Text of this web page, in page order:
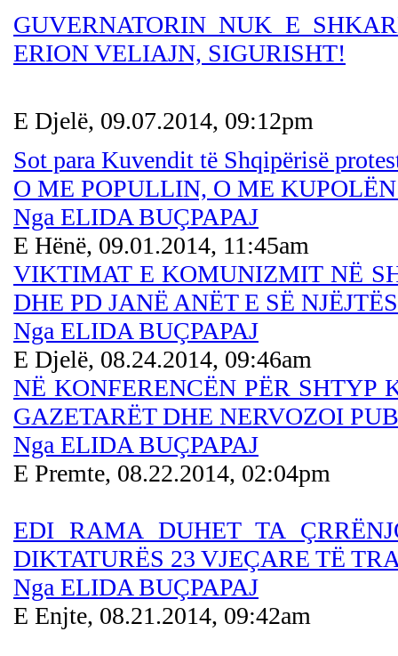
GUVERNATORIN NUK E
ERION VELIAJN, SIGURISHT!
E Djelë, 09.07.2014, 09:12pm
Sot para Kuvendit të Shqipërisë
O ME POPULLIN, O ME
Nga ELIDA BUÇPAPAJ
E Hënë, 09.01.2014, 11:45am
VIKTIMAT E KOMUNIZMIT NË
DHE PD JANË ANËT E SË
Nga ELIDA BUÇPAPAJ
E Djelë, 08.24.2014, 09:46am
NË KONFERENCËN PËR
GAZETARËT DHE NERVOZOI
Nga ELIDA BUÇPAPAJ
E Premte, 08.22.2014, 02:04pm
EDI RAMA DUHET TA
DIKTATURËS 23 VJEÇARE TË
Nga ELIDA BUÇPAPAJ
E Enjte, 08.21.2014, 09:42am